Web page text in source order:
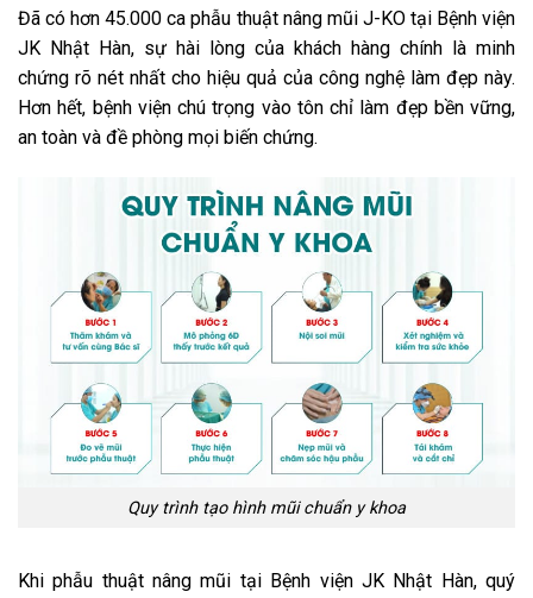
Đã có hơn 45.000 ca phẫu thuật nâng mũi J-KO tại Bệnh viện
JK Nhật Hàn, sự hài lòng của khách hàng chính là minh
chứng rõ nét nhất cho hiệu quả của công nghệ làm đẹp này.
Hơn hết, bệnh viện chú trọng vào tôn chỉ làm đẹp bền vững,
an toàn và đề phòng mọi biến chứng.
Quy trình tạo hình mũi chuẩn y khoa
Khi phẫu thuật nâng mũi tại Bệnh viện JK Nhật Hàn, quý